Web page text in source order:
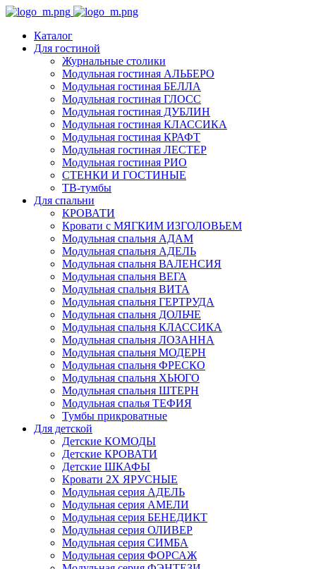
Каталог
Для гостиной
Журнальные столики
Модульная гостиная АЛЬБЕРО
Модульная гостиная БЕЛЛА
Модульная гостиная ГЛОСС
Модульная гостиная ДУБЛИН
Модульная гостиная КЛАССИКА
Модульная гостиная КРАФТ
Модульная гостиная ЛЕСТЕР
Модульная гостиная РИО
СТЕНКИ И ГОСТИНЫЕ
ТВ-тумбы
Для спальни
КРОВАТИ
Кровати с МЯГКИМ ИЗГОЛОВЬЕМ
Модульная спальня АДАМ
Модульная спальня АДЕЛЬ
Модульная спальня ВАЛЕНСИЯ
Модульная спальня ВЕГА
Модульная спальня ВИТА
Модульная спальня ГЕРТРУДА
Модульная спальня ДОЛЬЧЕ
Модульная спальня КЛАССИКА
Модульная спальня ЛОЗАННА
Модульная спальня МОДЕРН
Модульная спальня ФРЕСКО
Модульная спальня ХЬЮГО
Модульная спальня ШТЕРН
Модульная спалья ТЕФИЯ
Тумбы прикроватные
Для детской
Детские КОМОДЫ
Детские КРОВАТИ
Детские ШКАФЫ
Кровати 2Х ЯРУСНЫЕ
Модульная серия АДЕЛЬ
Модульная серия АМЕЛИ
Модульная серия БЕНЕДИКТ
Модульная серия ОЛИВЕР
Модульная серия СИМБА
Модульная серия ФОРСАЖ